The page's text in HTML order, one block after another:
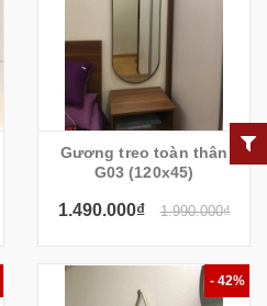
Gương treo toàn thân
G03 (120x45)
1.490.000₫ 1.990.000₫
- 42%